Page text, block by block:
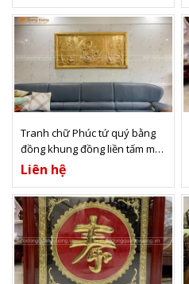
Xem thêm
Tranh chữ Phúc tứ quý bằng
đồng khung đồng liền tấm mạ
vàng ta 9999
Liên hệ